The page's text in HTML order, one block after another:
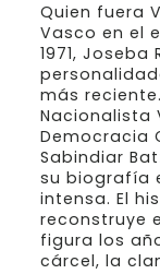
Quien fuera
Vasco en el
1971,
más
Nacionalista
Democracia
Sabindiar
su biografía
intensa. El
reconstruye
figura los
cárcel, la